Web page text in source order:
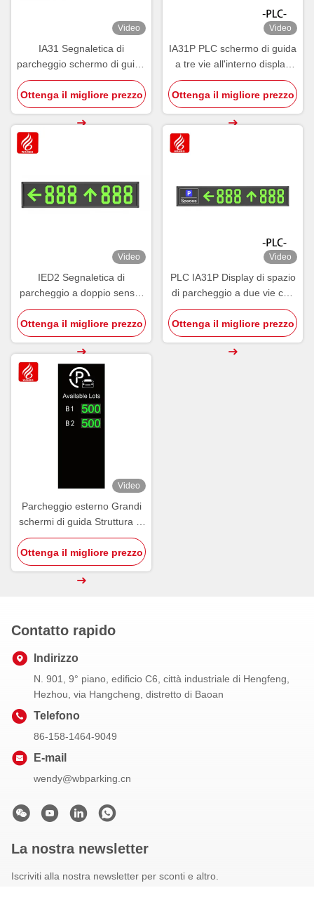
Video
IA31 Segnaletica di
parcheggio schermo di guida
interno Display standard 485
LED PGS
Ottenga il migliore prezzo
Video
IA31P PLC schermo di guida
a tre vie all'interno display
LED di parcheggio
Ottenga il migliore prezzo
Video
IED2 Segnaletica di
parcheggio a doppio senso,
cartellone di guida interno,
schermo Wayfinder
Ottenga il migliore prezzo
Video
PLC IA31P Display di spazio
di parcheggio a due vie con
schermo di guida interno
Ottenga il migliore prezzo
Video
Parcheggio esterno Grandi
schermi di guida Struttura di
segnaletica OEM ODM
Ottenga il migliore prezzo
Contatto rapido
Indirizzo
N. 901, 9° piano, edificio C6, città industriale di Hengfeng,
Hezhou, via Hangcheng, distretto di Baoan
Telefono
86-158-1464-9049
E-mail
wendy@wbparking.cn
La nostra newsletter
Iscriviti alla nostra newsletter per sconti e altro.